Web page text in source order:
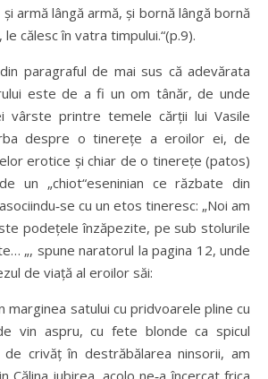
armă lângă armă, și bornă lângă bornă
călesc în vatra timpului.“(p.9).
paragraful de mai sus că adevărata
este de a fi un om tânăr, de unde
vârste printre temele cărții lui Vasile
despre o tinerețe a eroilor ei, de
erotice și chiar de o tinerețe (patos)
un „chiot“eseninian ce răzbate din
cu un etos tineresc: „Noi am
podețele înzăpezite, pe sub stolurile
„, spune naratorul la pagina 12, unde
de viață al eroilor săi:
marginea satului cu pridvoarele pline cu
vin aspru, cu fete blonde ca spicul
crivăț în destrăbălarea ninsorii, am
Călina iubirea, acolo ne‑a încercat frica